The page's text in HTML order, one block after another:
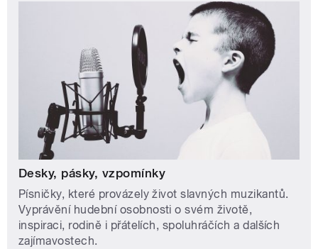
Desky, pásky, vzpomínky
Písničky, které provázely život slavných muzikantů.
Vyprávění hudební osobnosti o svém životě,
inspiraci, rodině i přátelích, spoluhráčích a dalších
zajímavostech.